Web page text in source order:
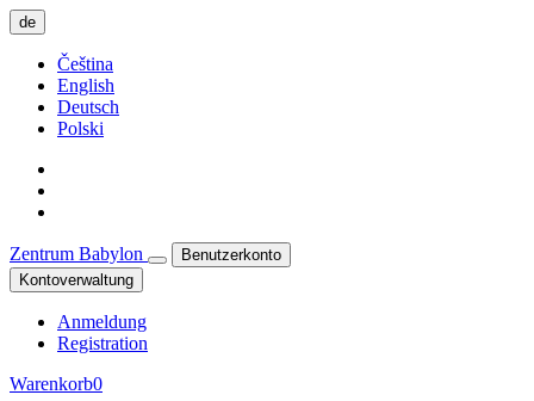
de
Čeština
English
Deutsch
Polski
Zentrum Babylon
Benutzerkonto
Kontoverwaltung
Anmeldung
Registration
Warenkorb0